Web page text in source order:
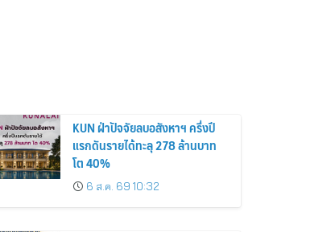
KUN ฝ่าปัจจัยลบอสังหาฯ ครึ่งปี
แรกดันรายได้ทะลุ 278 ล้านบาท
โต 40%
6 ส.ค. 69 10:32